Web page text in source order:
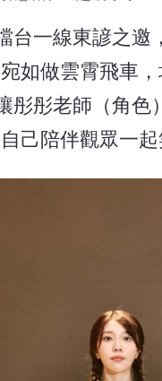
台一線東諺之邀
如做雲霄飛車
彤老師（角色
己陪伴觀眾一